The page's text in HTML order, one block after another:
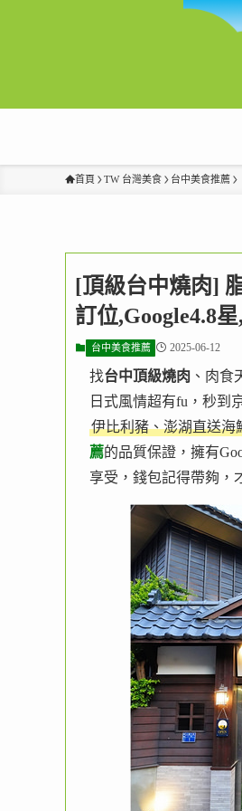
首頁 TW 台灣美食 台中美食推薦
[頂級台中燒肉]
訂位,Google4.8
台中美食推薦 2025-06-12
找台中頂級燒肉 、肉食
日式風情超有fu，秒到
伊比利豬、澎湖直送海
薦的品質保證，擁有
享受，錢包記得帶夠，